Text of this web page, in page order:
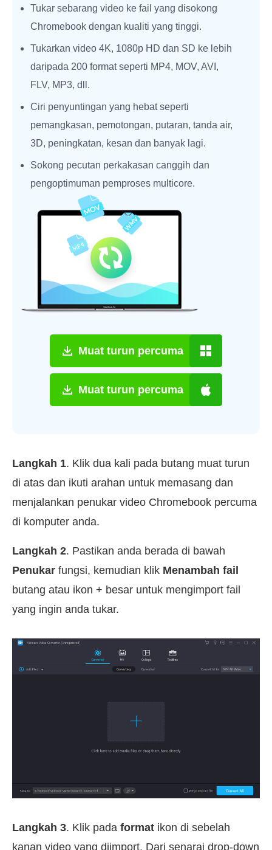
Tukar sebarang video ke fail yang disokong
Chromebook dengan kualiti yang tinggi.
Tukarkan video 4K, 1080p HD dan SD ke lebih
daripada 200 format seperti MP4, MOV, AVI,
FLV, MP3, dll.
Ciri penyuntingan yang hebat seperti
pemangkasan, pemotongan, putaran, tanda air,
3D, peningkatan, kesan dan banyak lagi.
Sokong pecutan perkakasan canggih dan
pengoptimuman pemproses multicore.
Muat turun percuma
Muat turun percuma
Langkah 1. Klik dua kali pada butang muat turun
di atas dan ikuti arahan untuk memasang dan
menjalankan penukar video Chromebook percuma
di komputer anda.
Langkah 2. Pastikan anda berada di bawah
Penukar fungsi, kemudian klik Menambah fail
butang atau ikon + besar untuk mengimport fail
yang ingin anda tukar.
Langkah 3. Klik pada format ikon di sebelah
kanan video yang diimport. Dari senarai drop-down